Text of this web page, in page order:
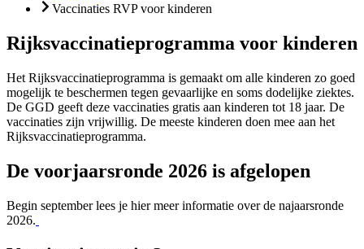
Vaccinaties RVP voor kinderen
Rijksvaccinatieprogramma voor kinderen
Het Rijksvaccinatieprogramma is gemaakt om alle kinderen zo goed
mogelijk te beschermen tegen gevaarlijke en soms dodelijke ziektes.
De GGD geeft deze vaccinaties gratis aan kinderen tot 18 jaar. De
vaccinaties zijn vrijwillig. De meeste kinderen doen mee aan het
Rijksvaccinatieprogramma.
De voorjaarsronde 2026 is afgelopen
Begin september lees je hier meer informatie over de najaarsronde
2026.